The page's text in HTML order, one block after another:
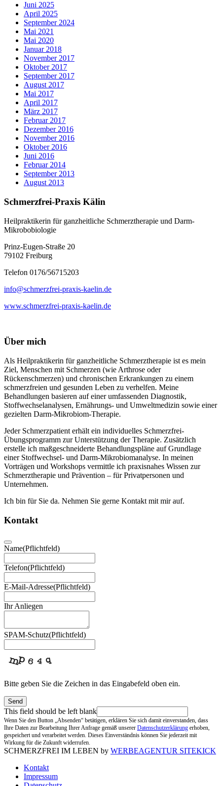
Juni 2025
April 2025
September 2024
Mai 2021
Mai 2020
Januar 2018
November 2017
Oktober 2017
September 2017
August 2017
Mai 2017
April 2017
März 2017
Februar 2017
Dezember 2016
November 2016
Oktober 2016
Juni 2016
Februar 2014
September 2013
August 2013
Schmerzfrei-Praxis Kälin
Heilpraktikerin für ganzheitliche Schmerztherapie und Darm-
Mikrobobiologie
Prinz-Eugen-Straße 20
79102 Freiburg
Telefon 0176/56715203
info@schmerzfrei-praxis-kaelin.de
www.schmerzfrei-praxis-kaelin.de
Über mich
Als Heilpraktikerin für ganzheitliche Schmerztherapie ist es mein
Ziel, Menschen mit Schmerzen (wie Arthrose oder
Rückenschmerzen) und chronischen Erkrankungen zu einem
schmerzfreien und gesunden Leben zu verhelfen. Meine
Behandlungen basieren auf einer umfassenden Diagnostik,
Stoffwechselanalysen, Ernährungs- und Umweltmedizin sowie einer
gezielten Darm-Mikrobiom-Therapie.
Jeder Schmerzpatient erhält ein individuelles Schmerzfrei-
Übungsprogramm zur Unterstützung der Therapie. Zusätzlich
erstelle ich maßgeschneiderte Behandlungspläne auf Grundlage
einer Stoffwechsel- und Darm-Mikrobiomanalyse. In meinen
Vorträgen und Workshops vermittle ich praxisnahes Wissen zur
Schmerztherapie und Prävention – für Privatpersonen und
Unternehmen.
Ich bin für Sie da. Nehmen Sie gerne Kontakt mit mir auf.
Kontakt
Name(Pflichtfeld)
Telefon(Pflichtfeld)
E-Mail-Adresse(Pflichtfeld)
Ihr Anliegen
SPAM-Schutz(Pflichtfeld)
Bitte geben Sie die Zeichen in das Eingabefeld oben ein.
Send
This field should be left blank
Wenn Sie den Button „Absenden“ betätigen, erklären Sie sich damit einverstanden, dass
Ihre Daten zur Bearbeitung Ihrer Anfrage gemäß unserer Datenschutzerklärung erhoben,
gespeichert und verarbeitet werden. Dieses Einverständnis können Sie jederzeit mit
Wirkung für die Zukunft widerrufen.
SCHMERZFREI IM LEBEN by WERBEAGENTUR SITEKICK
Kontakt
Impressum